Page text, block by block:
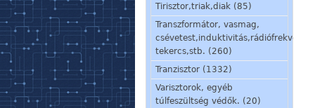
Tirisztor,triak,diak (85)
Transzformátor, vasmag,
csévetest,induktivitás,rádiófrekvenciás
tekercs,stb. (260)
Tranzisztor (1332)
Varisztorok, egyéb
túlfeszültség védők. (20)